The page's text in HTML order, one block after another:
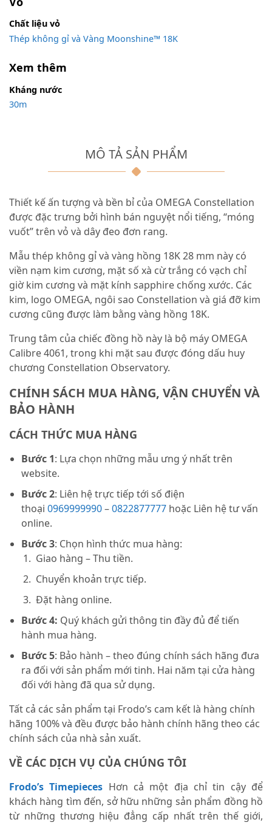
MÔ TẢ SẢN PHẨM
Thiết kế ấn tượng và bền bỉ của OMEGA Constellation
được đặc trưng bởi hình bán nguyệt nổi tiếng, “móng
vuốt” trên vỏ và dây đeo đơn rang.
Mẫu thép không gỉ và vàng hồng 18K 28 mm này có
viền nạm kim cương, mặt số xà cừ trắng có vạch chỉ
giờ kim cương và mặt kính sapphire chống xước. Các
kim, logo OMEGA, ngôi sao Constellation và giá đỡ kim
cương cũng được làm bằng vàng hồng 18K.
Trung tâm của chiếc đồng hồ này là bộ máy OMEGA
Calibre 4061, trong khi mặt sau được đóng dấu huy
chương Constellation Observatory.
CHÍNH SÁCH MUA HÀNG, VẬN CHUYỂN VÀ
BẢO HÀNH
CÁCH THỨC MUA HÀNG
Bước 1: Lựa chọn những mẫu ưng ý nhất trên
website.
Bước 2: Liên hệ trực tiếp tới số điện
thoại 0969999990–0822877777 hoặc Liên hệ tư vấn
online.
Bước 3: Chọn hình thức mua hàng:
Giao hàng – Thu tiền.
Chuyển khoản trực tiếp.
Đặt hàng online.
Bước 4: Quý khách gửi thông tin đầy đủ để tiến
hành mua hàng.
Bước 5: Bảo hành – theo đúng chính sách hãng đưa
ra đối với sản phẩm mới tinh. Hai năm tại cửa hàng
đối với hàng đã qua sử dụng.
Tất cả các sản phẩm tại Frodo’s cam kết là hàng chính
hãng 100% và đều được bảo hành chính hãng theo các
chính sách của nhà sản xuất.
VỀ CÁC DỊCH VỤ CỦA CHÚNG TÔI
Frodo’s Timepieces Hơn cả một địa chỉ tin cậy để
khách hàng tìm đến, sở hữu những sản phẩm đồng hồ
từ những thương hiệu đẳng cấp nhất trên thế giới,
Chất liệu vỏ
Thép không gỉ và Vàng Moonshine™ 18K
Xem thêm
Kháng nước
30m